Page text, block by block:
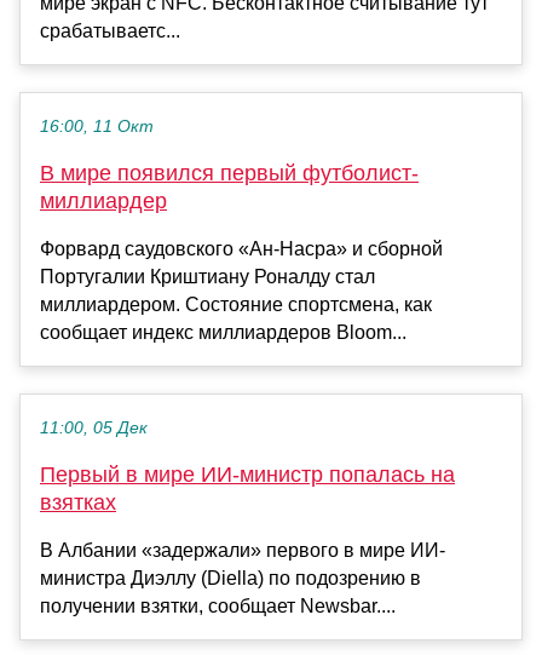
срабатываетс...
16:00, 11 Окт
В мире появился первый футболист-
миллиардер
Форвард саудовского «Ан-Насра» и сборной
Португалии Криштиану Роналду стал
миллиардером. Состояние спортсмена, как
сообщает индекс миллиардеров Bloom...
11:00, 05 Дек
Первый в мире ИИ-министр попалась на
взятках
В Албании «задержали» первого в мире ИИ-
министра Диэллу (Diella) по подозрению в
получении взятки, сообщает Newsbar....